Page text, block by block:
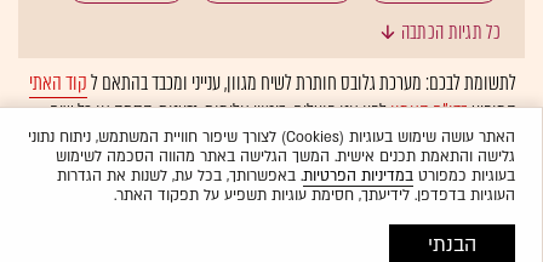
שוק הדיור
כל תגיות הכתבה
לתשומת לבכם: מערכת גלובס חותרת לשיח מגוון, ענייני ומכבד בהתאם לקוד האתי
המופיעבדו"ח האמוןלפיו אנו פועלים. ביטויי אלימות, גזענות, הסתה או כל שיח
בלתי הולם אחר מסוננים בצורהאוטומטיתולא יפורסמו באתר.
האתר עושה שימוש בעוגיות (Cookies) לצורך שיפור חוויית המשתמש, ניתוח נתוני
גלישה והתאמת תכנים אישית. המשך הגלישה באתר מהווה הסכמה לשימוש
בעוגיות כמפורטבמדיניות הפרטיות. באפשרותך, בכל עת, לשנות את הגדרות
העוגיות בדפדפן. לידיעתך, חסימת עוגיות תשפיע על תפקוד האתר.
הבנתי